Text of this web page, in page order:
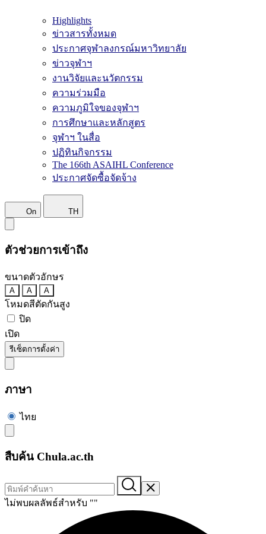
Highlights
ข่าวสารทั้งหมด
ประกาศจุฬาลงกรณ์มหาวิทยาลัย
ข่าวจุฬาฯ
งานวิจัยและนวัตกรรม
ความร่วมมือ
ความภูมิใจของจุฬาฯ
การศึกษาและหลักสูตร
จุฬาฯ ในสื่อ
ปฏิทินกิจกรรม
The 166th ASAIHL Conference
ประกาศจัดซื้อจัดจ้าง
On TH
ตัวช่วยการเข้าถึง
ขนาดตัวอักษร
A A A
โหมดสีตัดกันสูง
ปิด
เปิด
รีเซ็ตการตั้งค่า
ภาษา
ไทย
สืบค้น Chula.ac.th
ไม่พบผลลัพธ์สำหรับ ""